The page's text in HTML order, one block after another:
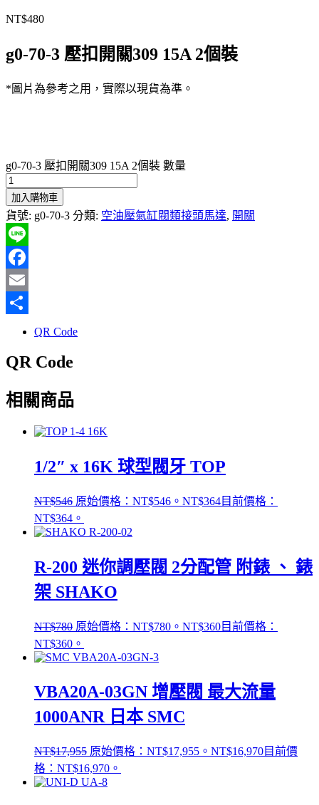
NT$480
g0-70-3 壓扣開關309 15A 2個裝
*圖片為參考之用，實際以現貨為準。
g0-70-3 壓扣開關309 15A 2個裝 數量
加入購物車
貨號: g0-70-3 分類: 空油壓氣缸閥類接頭馬達, 開關
Line
Facebook
Email
QR Code
QR Code
相關商品
1/2″ x 16K 球型閥牙 TOP
NT$546 原始價格：NT$546。 NT$364目前價格：
NT$364。
R-200 迷你調壓閥 2分配管 附錶 、 錶
架 SHAKO
NT$780 原始價格：NT$780。 NT$360目前價格：
NT$360。
VBA20A-03GN 增壓閥 最大流量
1000ANR 日本 SMC
NT$17,955 原始價格：NT$17,955。 NT$16,970目前價
格：NT$16,970。